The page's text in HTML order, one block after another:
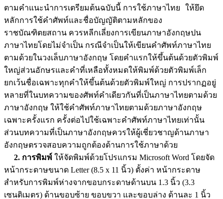
ตามคำแนะนำการเตรียมต้นฉบับนี้ การใช้ภาษาไทย ให้ยึด
หลักการใช้คำศัพท์และชื่อบัญญัติตามหลักของ
ราชบัณฑิตยสถาน ควรหลีกเลี่ยงการเขียนภาษาอังกฤษปน
ภาษาไทยโดยไม่จำเป็น กรณีจำเป็นให้เขียนคำศัพท์ภาษาไทย
ตามด้วยในวงเล็บภาษาอังกฤษ โดยคำแรกให้ขึ้นต้นด้วยตัวพิมพ์
ใหญ่ส่วนอักษรและคำที่เหลือทั้งหมดให้พิมพ์ด้วยตัวพิมพ์เล็ก
ยกเว้นชื่อเฉพาะทุกคำให้ขึ้นต้นด้วยตัวพิมพ์ใหญ่ การปรากฏอยู่
หลายที่ในบทความของศัพท์คำเดียวกันที่เป็นภาษาไทยตามด้วย
ภาษาอังกฤษ ให้ใช้คำศัพท์ภาษาไทยตามด้วยภาษาอังกฤษ
เฉพาะครั้งแรก ครั้งต่อไปใช้เฉพาะคำศัพท์ภาษาไทยเท่านั้น
ส่วนบทความที่เป็นภาษาอังกฤษควรให้ผู้เชี่ยวชาญด้านภาษา
อังกฤษตรวจสอบความถูกต้องด้านการใช้ภาษาด้วย
2. การพิมพ์ ให้จัดพิมพ์ด้วยโปรแกรม Microsoft Word โดยจัด
หน้ากระดาษขนาด Letter (8.5 x 11 นิ้ว) ตั้งค่า หน้ากระดาษ
สำหรับการพิมพ์ห่างจากขอบกระดาษด้านบน 1.3 นิ้ว (3.3
เซนติเมตร) ด้านขอบซ้าย ขอบขวา และขอบล่าง ด้านละ 1 นิ้ว